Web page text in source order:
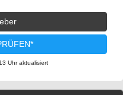
Uhr aktualisiert